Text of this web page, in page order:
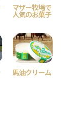
マザー牧場で
人気のお菓子
馬油クリーム